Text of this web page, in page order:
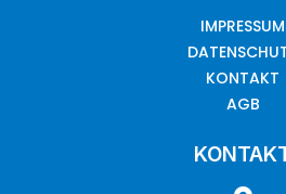
IMPRESSUM
KONTAKT
AGB